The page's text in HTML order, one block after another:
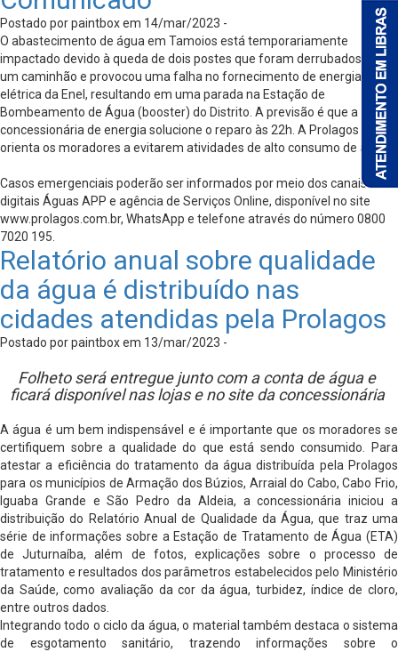
Postado por paintbox em 14/mar/2023 -
O abastecimento de água em Tamoios está temporariamente
impactado devido à queda de dois postes que foram derrubados por
um caminhão e provocou uma falha no fornecimento de energia
elétrica da Enel, resultando em uma parada na Estação de
Bombeamento de Água (booster) do Distrito. A previsão é que a
concessionária de energia solucione o reparo às 22h. A Prolagos
orienta os moradores a evitarem atividades de alto consumo de água.
Casos emergenciais poderão ser informados por meio dos canais
digitais Águas APP e agência de Serviços Online, disponível no site
www.prolagos.com.br, WhatsApp e telefone através do número 0800
7020 195.
Relatório anual sobre qualidade
da água é distribuído nas
cidades atendidas pela Prolagos
Postado por paintbox em 13/mar/2023 -
Folheto será entregue junto com a conta de água e
ficará disponível nas lojas e no site da concessionária
A água é um bem indispensável e é importante que os moradores se
certifiquem sobre a qualidade do que está sendo consumido. Para
atestar a eficiência do tratamento da água distribuída pela Prolagos
para os municípios de Armação dos Búzios, Arraial do Cabo, Cabo Frio,
Iguaba Grande e São Pedro da Aldeia, a concessionária iniciou a
distribuição do Relatório Anual de Qualidade da Água, que traz uma
série de informações sobre a Estação de Tratamento de Água (ETA)
de Juturnaíba, além de fotos, explicações sobre o processo de
tratamento e resultados dos parâmetros estabelecidos pelo Ministério
da Saúde, como avaliação da cor da água, turbidez, índice de cloro,
entre outros dados.
Integrando todo o ciclo da água, o material também destaca o sistema
de esgotamento sanitário, trazendo informações sobre o